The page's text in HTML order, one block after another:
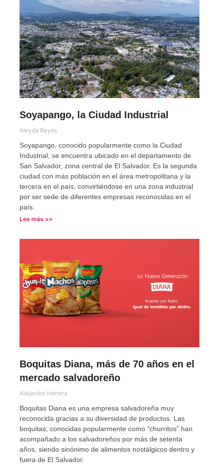
Soyapango, la Ciudad Industrial
Aleyda Reyes
Soyapango, conocido popularmente como la Ciudad
Industrial, se encuentra ubicado en el departamento de
San Salvador, zona central de El Salvador. Es la segunda
ciudad con más población en el área metropolitana y la
tercera en el país, convirtiéndose en una zona industrial
por ser sede de diferentes empresas reconocidas en el
país.
Lee más >>
Boquitas Diana, más de 70 años en el
mercado salvadoreño
Alejandro Herrera
Boquitas Diana es una empresa salvadoreña muy
reconocida gracias a su diversidad de productos. Las
boquitas, conocidas popularmente como “churritos” han
acompañado a los salvadoreños por más de setenta
años, siendo sinónimo de alimentos nostálgicos dentro y
fuera de El Salvador.